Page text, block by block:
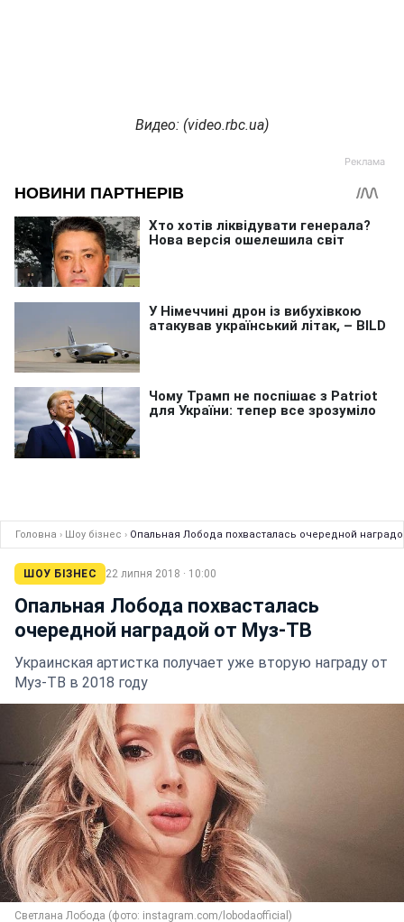
Видео: (video.rbc.ua)
Головна › Шоу бізнес › Опальная Лобода похвасталась очередной
ШОУ БІЗНЕС 22 липня 2018 · 10:00
Опальная Лобода похвасталась
очередной наградой от Муз-ТВ
Украинская артистка получает уже вторую награду от
Муз-ТВ в 2018 году
Светлана Лобода (фото: instagram.com/lobodaofficial)